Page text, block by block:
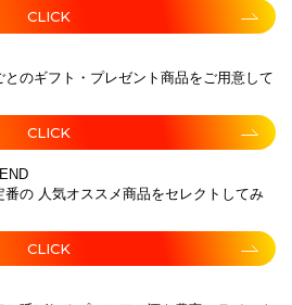
CLICK
のギフト・プレゼント商品をご用意して
CLICK
番の 人気オススメ商品をセレクトしてみ
CLICK